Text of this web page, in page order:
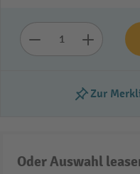
Zur
Oder Auswahl